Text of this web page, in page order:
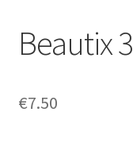
Beautix
€7.50